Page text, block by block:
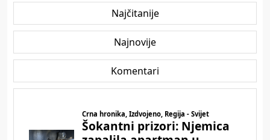
Najčitanije
Najnovije
Komentari